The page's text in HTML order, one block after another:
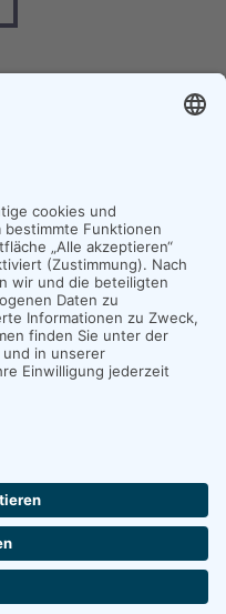
Nürnberg
Rechte vorbehalten.
IT